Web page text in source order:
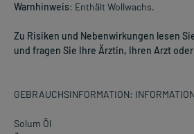
Warnhinweis: Enthält Wollwachs.
Zu Risiken und Nebenwirkungen lesen
und fragen Sie Ihre Ärztin, Ihren Arzt
GEBRAUCHSINFORMATION:
Solum Öl